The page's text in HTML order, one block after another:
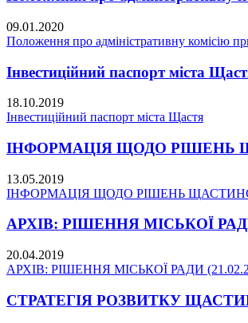
09.01.2020
Положення про адміністративну комісію
Інвестиційний паспорт міста
18.10.2019
Інвестиційний паспорт міста Щастя
ІНФОРМАЦІЯ ЩОДО РІШЕНЬ
13.05.2019
ІНФОРМАЦІЯ ЩОДО РІШЕНЬ
АРХІВ: РІШЕННЯ МІСЬКОЇ РАДИ
20.04.2019
АРХІВ: РІШЕННЯ МІСЬКОЇ РАДИ
СТРАТЕГІЯ РОЗВИТКУ